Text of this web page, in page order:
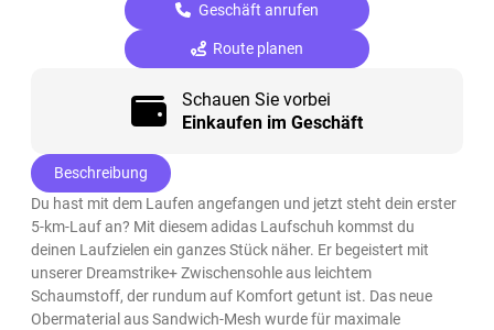
Geschäft anrufen
Route planen
Schauen Sie vorbei
Einkaufen im Geschäft
Beschreibung
Du hast mit dem Laufen angefangen und jetzt steht dein erster
5-km-Lauf an? Mit diesem adidas Laufschuh kommst du
deinen Laufzielen ein ganzes Stück näher. Er begeistert mit
unserer Dreamstrike+ Zwischensohle aus leichtem
Schaumstoff, der rundum auf Komfort getunt ist. Das neue
Obermaterial aus Sandwich-Mesh wurde für maximale